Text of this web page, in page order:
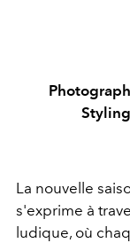
Styling
La nouvelle
s'exprime à
ludique, où